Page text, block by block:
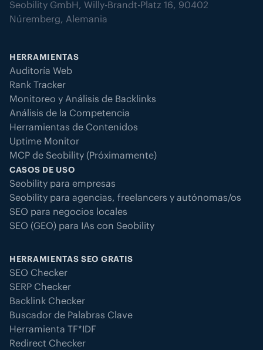
problemas como fallos en la
resolución DNS, dominios
conexión u otros errores técnicos
inesperados que impidan el
acceso a la página.
Entrega anómala de la página
También se detectan respuestas
inusualmente grandes o tipos de
contenido incorrectos (por
ejemplo, datos que no son HTML),
ya que pueden indicar problemas
de entrega o de configuración.
Esta definición detallada permite
parciales o no visibles antes de que
afecten negativamente a tu SEO, a
tu visibilidad en sistemas basados
en inteligencia artificial o a la
experiencia de uso.
Seobility GmbH, Willy-Brandt-Platz 16, 90402
Núremberg, Alemania
HERRAMIENTAS
Auditoría Web
Rank Tracker
Monitoreo y Análisis de Backlinks
Análisis de la Competencia
Herramientas de Contenidos
Uptime Monitor
MCP de Seobility (Próximamente)
CASOS DE USO
Seobility para empresas
Seobility para agencias, freelancers y autónomas/os
SEO para negocios locales
SEO (GEO) para IAs con Seobility
HERRAMIENTAS SEO GRATIS
SEO Checker
SERP Checker
Backlink Checker
Buscador de Palabras Clave
Herramienta TF*IDF
Redirect Checker